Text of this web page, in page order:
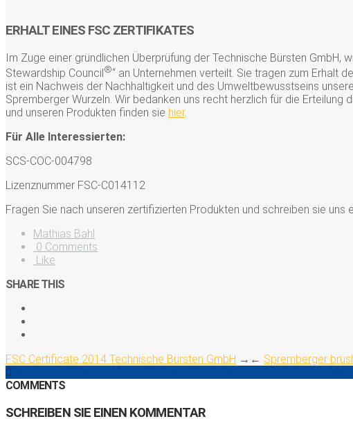
ERHALT EINES FSC ZERTIFIKATES
Im Zuge einer gründlichen Überprüfung der Technische Bürsten
Stewardship Council®“ an Unternehmen verteilt. Sie tragen zum Erhalt
ist ein Nachweis der Nachhaltigkeit und des Umweltbewusstseins
Spremberger Wurzeln. Wir bedanken uns recht herzlich für die
und unseren Produkten finden sie hier.
Für Alle Interessierten:
SCS-COC-004798
Lizenznummer FSC-C014112
Fragen Sie nach unseren zertifizierten Produkten und schreiben sie uns
Mathias Bahl
0 Comments
Like
SHARE THIS
FSC Certificate 2014 Technische Bürsten GmbH → ← Spremberger
0
COMMENTS
SCHREIBEN SIE EINEN KOMMENTAR